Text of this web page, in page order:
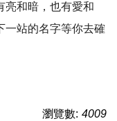
亮和暗，也有愛和
一站的名字等你去確
瀏覽數: 4009